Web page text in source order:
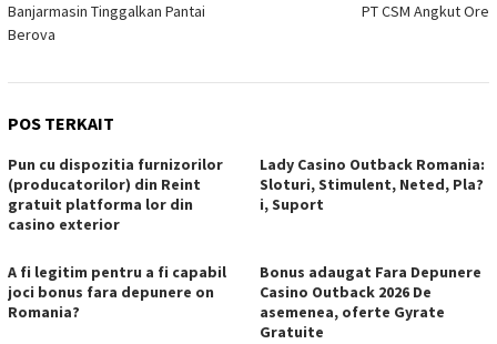
Banjarmasin Tinggalkan Pantai
Berova
PT CSM Angkut Ore
POS TERKAIT
Pun cu dispozitia furnizorilor
(producatorilor) din Reint
gratuit platforma lor din
casino exterior
Lady Casino Outback Romania:
Sloturi, Stimulent, Neted, Pla?
i, Suport
A fi legitim pentru a fi capabil
joci bonus fara depunere on
Romania?
Bonus adaugat Fara Depunere
Casino Outback 2026 De
asemenea, oferte Gyrate
Gratuite